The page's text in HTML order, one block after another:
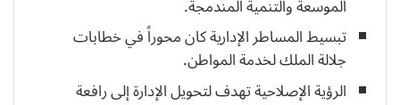
الموسعة والتنمية المندمجة.
تبسيط المساطر الإدارية كان محوراً في خطابات
جلالة الملك لخدمة المواطن.
الرؤية الإصلاحية تهدف لتحويل الإدارة إلى رافعة